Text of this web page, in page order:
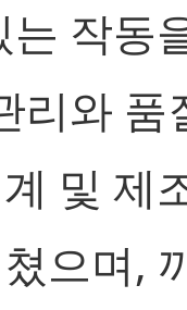
는 작동
리와 품
및 제
으며,